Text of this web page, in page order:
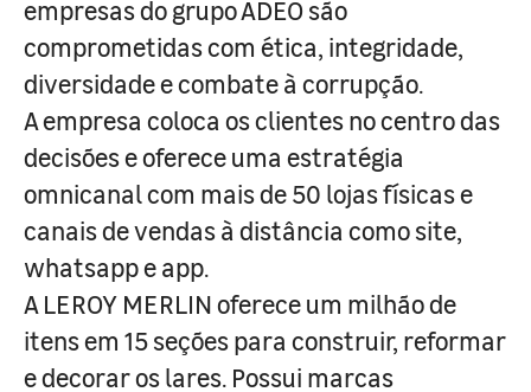
empresas do grupo ADEO são
comprometidas com ética, integridade,
diversidade e combate à corrupção.
A empresa coloca os clientes no centro das
decisões e oferece uma estratégia
omnicanal com mais de 50 lojas físicas e
canais de vendas à distância como site,
whatsapp e app.
A LEROY MERLIN oferece um milhão de
itens em 15 seções para construir, reformar
e decorar os lares. Possui marcas